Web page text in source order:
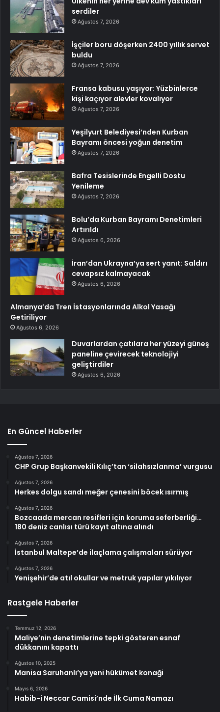
serdiler
Ağustos 7, 2026
İşçiler boru döşerken 2400 yıllık servet
buldu
Ağustos 7, 2026
Fransa kabusu yaşıyor: Yüzbinlerce
kişi kaçıyor alevler kovalıyor
Ağustos 7, 2026
Yeşilyurt Belediyesi’nden Kurban
Bayramı öncesi yoğun denetim
Ağustos 7, 2026
Bafra Tesislerinde Engelli Dostu
Yenileme
Ağustos 7, 2026
Bolu’da Kurban Bayramı Denetimleri
Artırıldı
Ağustos 6, 2026
İran’dan Ukrayna’ya sert yanıt: Saldırı
cevapsız kalmayacak
Ağustos 6, 2026
Almanya’da Tren İstasyonlarında Alkol Yasağı
Getiriliyor
Ağustos 6, 2026
Duvarlardan çatılara her yüzeyi güneş
paneline çevirecek teknolojiyi
geliştirdiler
Ağustos 6, 2026
En Güncel Haberler
Ağustos 7, 2026
CHP Grup Başkanvekili Kılıç’tan ‘silahsızlanma’ vurgusu
Ağustos 7, 2026
Herkes dolgu sandı meğer çenesini böcek ısırmış
Ağustos 7, 2026
Bozcaada mercan resifleri için koruma seferberliği…
180 deniz canlısı türü kayıt altına alındı
Ağustos 7, 2026
İstanbul Maltepe’de ilaçlama çalışmaları sürüyor
Ağustos 7, 2026
Yenişehir’de atıl okullar ve metruk yapılar yıkılıyor
Rastgele Haberler
Temmuz 12, 2026
Maliye’nin denetimlerine tepki gösteren esnaf
dükkanını kapattı
Ağustos 10, 2025
Manisa Saruhanlı’ya yeni hükümet konaği
Mayıs 6, 2026
Habib-i Neccar Camisi’nde İlk Cuma Namazı